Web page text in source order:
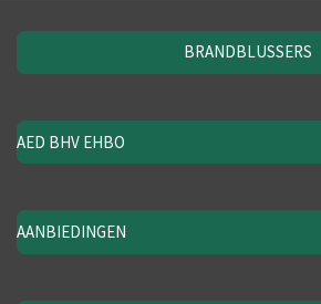
BRANDBLUSSERS
AED BHV EHBO
AANBIEDINGEN